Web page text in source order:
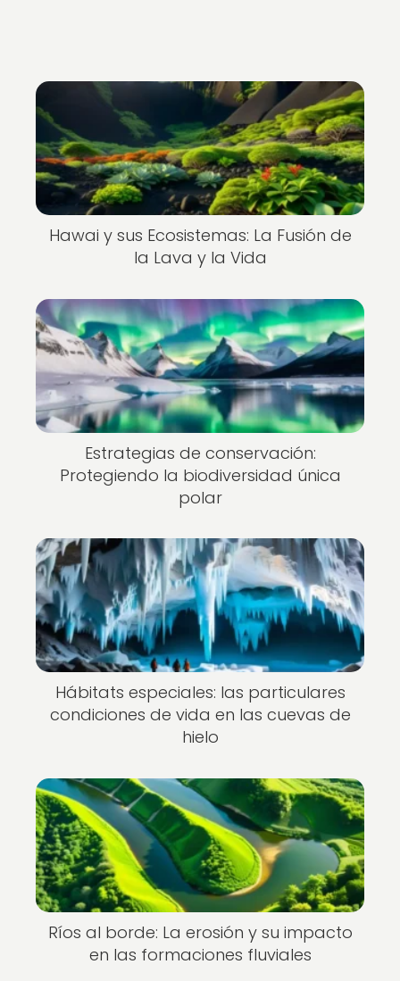
Hawai y sus Ecosistemas: La Fusión de
la Lava y la Vida
Estrategias de conservación:
Protegiendo la biodiversidad única
polar
Hábitats especiales: las particulares
condiciones de vida en las cuevas de
hielo
Ríos al borde: La erosión y su impacto
en las formaciones fluviales